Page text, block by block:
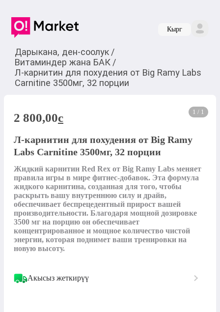
Кырг
Дарыкана, ден-соолук /
Витаминдер жана БАК /
Л-карнитин для похудения от Big Ramy Labs
Carnitine 3500мг, 32 порции
1 / 1
2 800,00c
Л-карнитин для похудения от Big Ramy
Labs Carnitine 3500мг, 32 порции
Жидкий карнитин Red Rex от Big Ramy Labs меняет
правила игры в мире фитнес-добавок. Эта формула
жидкого карнитина, созданная для того, чтобы
раскрыть вашу внутреннюю силу и драйв,
обеспечивает беспрецедентный прирост вашей
производительности. Благодаря мощной дозировке
3500 мг на порцию он обеспечивает
концентрированное и мощное количество чистой
энергии, которая поднимет ваши тренировки на
новую высоту.
Акысыз жеткирүү